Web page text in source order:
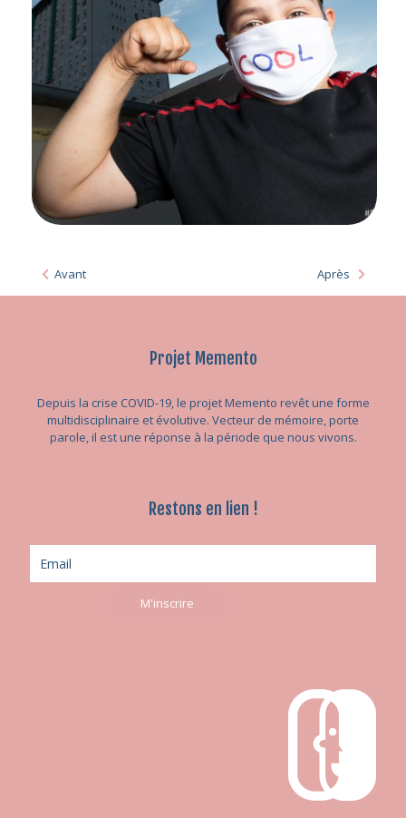
Avant Après
Projet Memento
Depuis la crise COVID-19, le projet Memento revêt une forme
multidisciplinaire et évolutive. Vecteur de mémoire, porte
parole, il est une réponse à la période que nous vivons.
Restons en lien !